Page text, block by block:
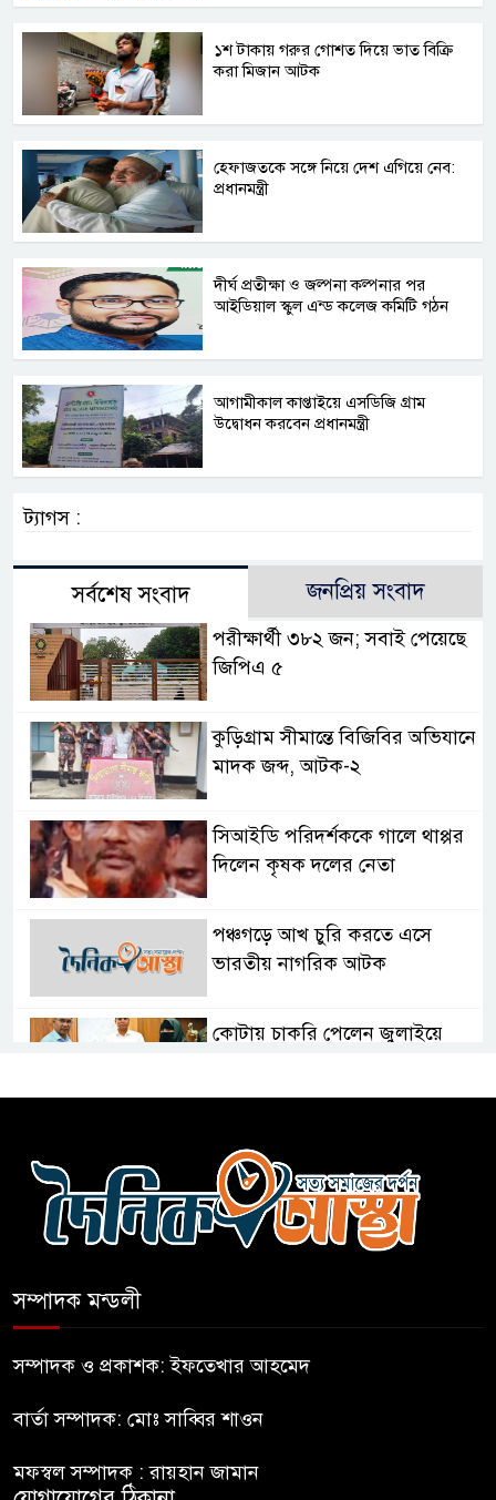
১শ টাকায় গরুর গোশত দিয়ে ভাত বিক্রি
করা মিজান আটক
হেফাজতকে সঙ্গে নিয়ে দেশ এগিয়ে নেব:
প্রধানমন্ত্রী
দীর্ঘ প্রতীক্ষা ও জল্পনা কল্পনার পর
আইডিয়াল স্কুল এন্ড কলেজ কমিটি গঠন
আগামীকাল কাপ্তাইয়ে এসডিজি গ্রাম
উদ্বোধন করবেন প্রধানমন্ত্রী
ট্যাগস :
সর্বশেষ সংবাদ জনপ্রিয় সংবাদ
পরীক্ষার্থী ৩৮২ জন; সবাই পেয়েছে
জিপিএ ৫
কুড়িগ্রাম সীমান্তে বিজিবির অভিযানে
মাদক জব্দ, আটক-২
সিআইডি পরিদর্শককে গালে থাপ্পর
দিলেন কৃষক দলের নেতা
পঞ্চগড়ে আখ চুরি করতে এসে
ভারতীয় নাগরিক আটক
কোটায় চাকরি পেলেন জুলাইয়ে
বিক্রি করা মিজান আটক
হেফাজতকে সঙ্গে নিয়ে দেশ এগিয়ে
ভারতীয় নাগরিক আটক
নাটোরে সাবেক প্রতিমন্ত্রী আব্দুল
সম্পাদক মন্ডলী
সম্পাদক ও প্রকাশক: ইফতেখার আহমেদ
বার্তা সম্পাদক: মোঃ সাব্বির শাওন
মফস্বল সম্পাদক : রায়হান জামান